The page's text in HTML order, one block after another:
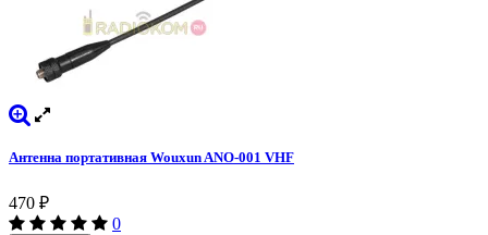
Антенна портативная Wouxun ANO-001 VHF
470 ₽
0